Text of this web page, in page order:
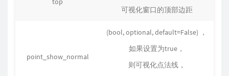
可视化窗口的顶部边距
point_show_normal
(bool, optional, default=False) ，
如果设置为true，
则可视化点法线，